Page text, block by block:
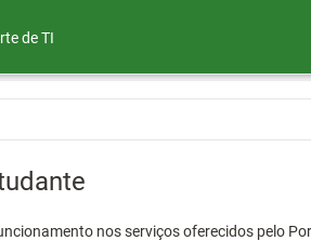
de TI
nos serviços oferecidos pelo